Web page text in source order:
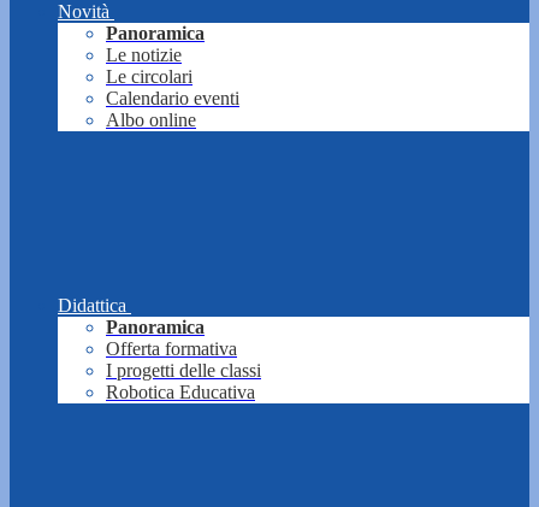
Novità
Panoramica
Le notizie
Le circolari
Calendario eventi
Albo online
Didattica
Panoramica
Offerta formativa
I progetti delle classi
Robotica Educativa